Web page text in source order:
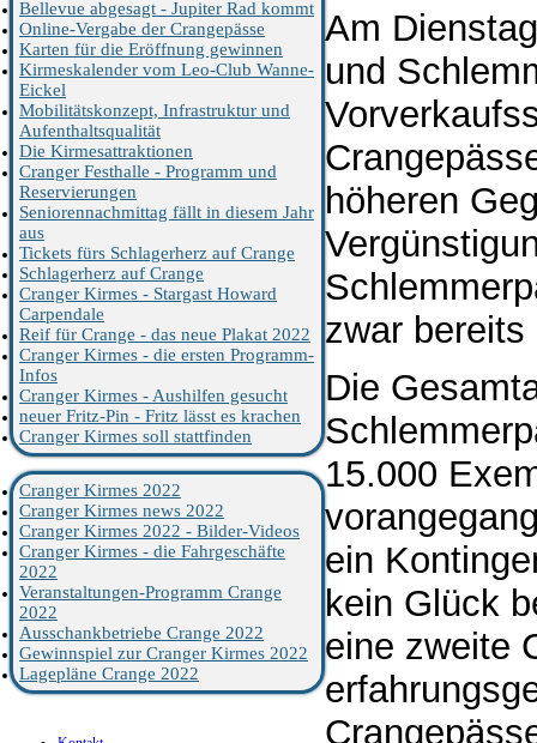
Am
und
höheren
zwar
Die
15.000
ein
kein Glück
eine zweite
Bellevue abgesagt - Jupiter Rad kommt
Online-Vergabe der Crangepässe
Karten für die Eröffnung gewinnen
Kirmeskalender vom Leo-Club Wanne-
Eickel
Mobilitätskonzept, Infrastruktur und
Aufenthaltsqualität
Die Kirmesattraktionen
Cranger Festhalle - Programm und
Reservierungen
Seniorennachmittag fällt in diesem Jahr
aus
Tickets fürs Schlagerherz auf Crange
Schlagerherz auf Crange
Cranger Kirmes - Stargast Howard
Carpendale
Reif für Crange - das neue Plakat 2022
Cranger Kirmes - die ersten Programm-
Infos
Cranger Kirmes - Aushilfen gesucht
neuer Fritz-Pin - Fritz lässt es krachen
Cranger Kirmes soll stattfinden
Cranger Kirmes 2022
Cranger Kirmes news 2022
Cranger Kirmes 2022 - Bilder-Videos
Cranger Kirmes - die Fahrgeschäfte
2022
Veranstaltungen-Programm Crange
2022
Ausschankbetriebe Crange 2022
Gewinnspiel zur Cranger Kirmes 2022
Lagepläne Crange 2022